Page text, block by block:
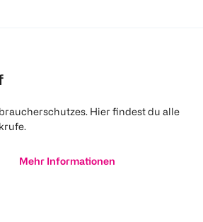
Hier findest du alle
Mehr Informationen